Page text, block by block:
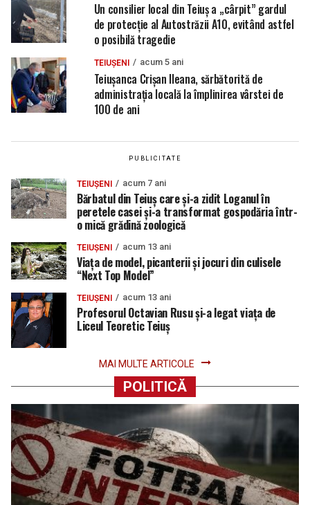
Un consilier local din Teiuș a „cârpit” gardul
de protecție al Autostrăzii A10, evitând astfel
o posibilă tragedie
TEIUȘENI acum 5 ani
Teiușanca Crișan Ileana, sărbătorită de
administrația locală la împlinirea vârstei de
100 de ani
PUBLICITATE
TEIUȘENI acum 7 ani
Bărbatul din Teiuș care și-a zidit Loganul în
peretele casei şi-a transformat gospodăria într-
o mică grădină zoologică
TEIUȘENI acum 13 ani
Viaţa de model, picanterii şi jocuri din culisele
“Next Top Model”
TEIUȘENI acum 13 ani
Profesorul Octavian Rusu şi-a legat viaţa de
Liceul Teoretic Teiuş
MAI MULTE ARTICOLE
POLITICĂ